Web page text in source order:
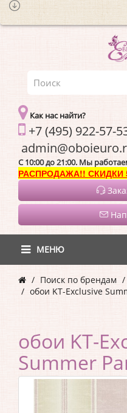
Как нас найти?
+7 (495) 922-57-
C 10:00 до 21:00. Мы
РАСПРОДАЖА!! СКИДКИ
МЕНЮ
Поиск по брендам
обои KT-Exclusive
обои KT-
Summer